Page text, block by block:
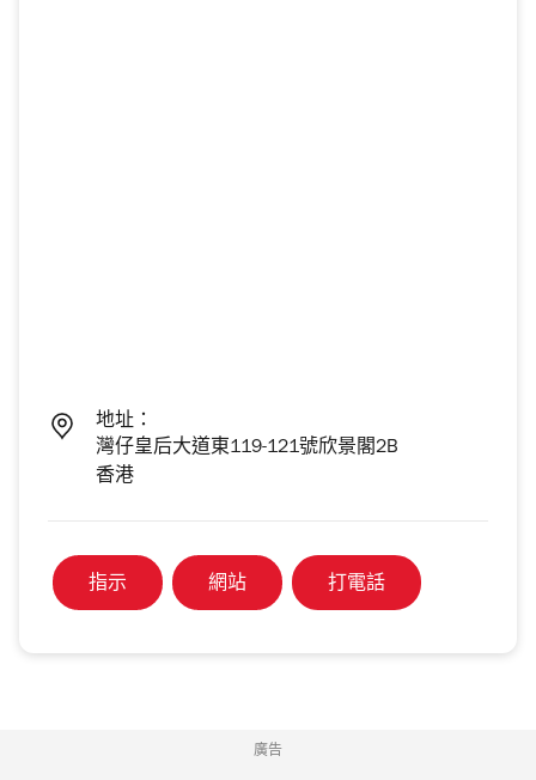
地址：
灣仔皇后大道東119-121號欣景閣2B
香港
指示 網站 打電話
廣告